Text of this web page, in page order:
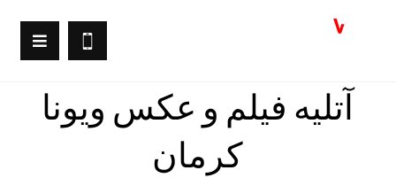
آتلیه فیلم و عکس ویونا
کرمان